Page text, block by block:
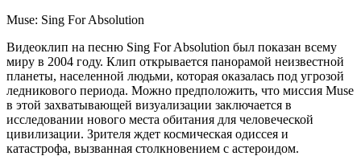
Muse: Sing For Absolution
Видеоклип на песню Sing For Absolution был показан всему
миру в 2004 году. Клип открывается панорамой неизвестной
планеты, населенной людьми, которая оказалась под угрозой
ледникового периода. Можно предположить, что миссия Muse
в этой захватывающей визуализации заключается в
исследовании нового места обитания для человеческой
цивилизации. Зрителя ждет космическая одиссея и
катастрофа, вызванная столкновением с астероидом.